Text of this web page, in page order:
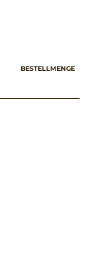
BESTELLMENGE